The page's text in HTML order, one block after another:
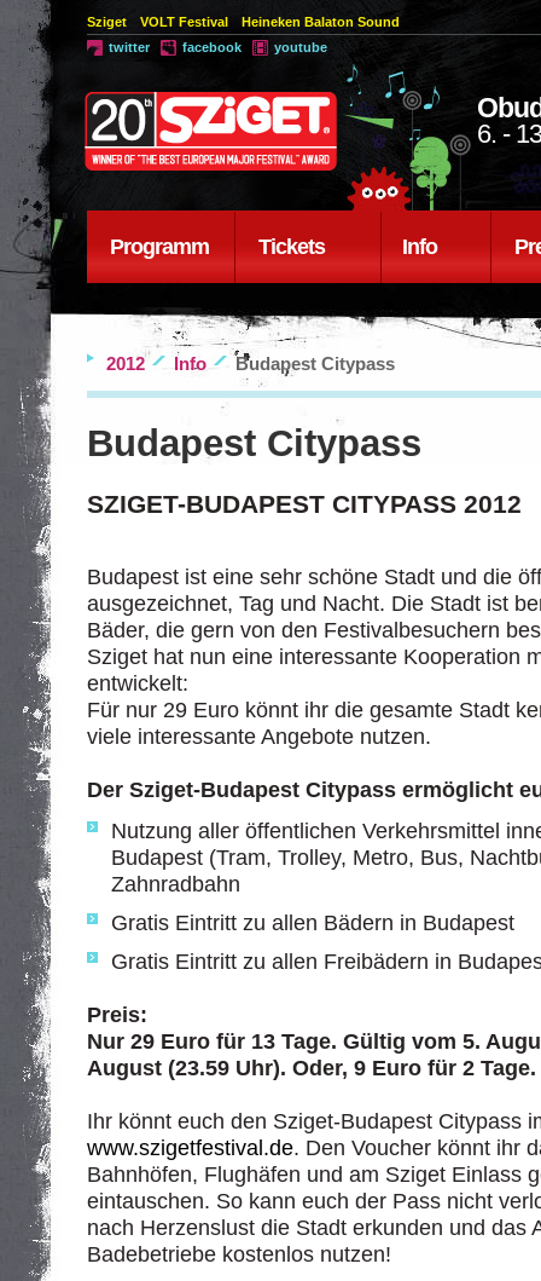
Sziget VOLT Festival
Heineken Balaton Sound
twitter
facebook youtube
6. -
Programm Tickets Info
2012 Info Budapest Citypass
Budapest Citypass
SZIGET-BUDAPEST CITYPASS 2012
Budapest ist eine sehr schöne Stadt und die
ausgezeichnet, Tag und Nacht. Die Stadt ist
Bäder, die gern von den Festivalbesuchern
Sziget hat nun eine interessante Kooperation
entwickelt:
Für nur 29 Euro könnt ihr die gesamte Stadt
viele interessante Angebote nutzen.
Der Sziget-Budapest Citypass ermöglicht
Nutzung aller öffentlichen Verkehrsmittel
Budapest (Tram, Trolley, Metro, Bus,
Zahnradbahn
Gratis Eintritt zu allen Bädern in Budapest
Gratis Eintritt zu allen Freibädern in
Preis:
Nur 29 Euro für 13 Tage. Gültig vom 5.
August (23.59 Uhr). Oder, 9 Euro für 2 Tage.
Ihr könnt euch den Sziget-Budapest Citypass
www.szigetfestival.de. Den Voucher könnt ihr
Bahnhöfen, Flughäfen und am Sziget Einlass
eintauschen. So kann euch der Pass nicht
nach Herzenslust die Stadt erkunden und das
Badebetriebe kostenlos nutzen!